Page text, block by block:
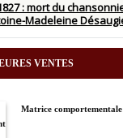
VENTES
Matrice comportementale